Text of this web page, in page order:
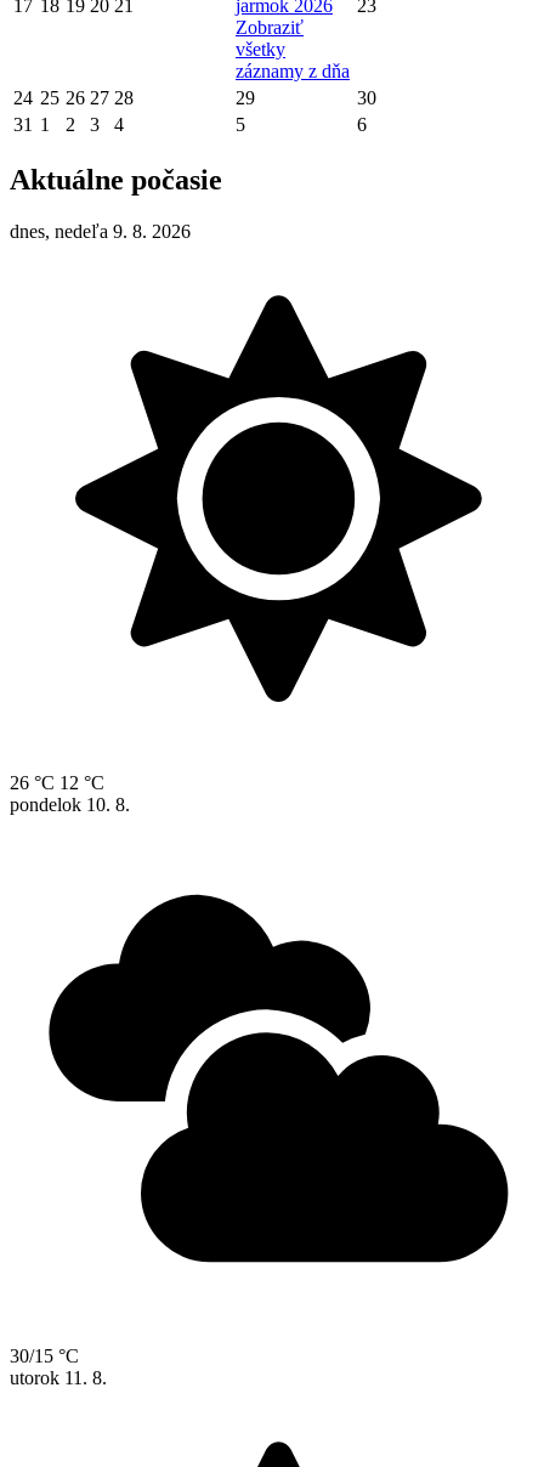
17 18 19 20 21
jarmok 2026
Zobraziť
všetky
záznamy z dňa
23
24 25 26 27 28 29
30
31 1 2 3 4 5 6
Aktuálne počasie
dnes, nedeľa 9. 8. 2026
26 °C 12 °C
pondelok 10. 8.
30/15 °C
utorok 11. 8.